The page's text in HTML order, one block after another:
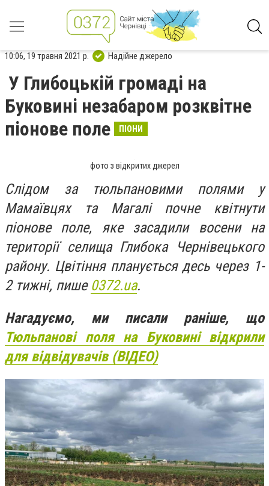
10:06, 19 травня 2021 р. Надійне джерело
У Глибоцькій громаді на
Буковині незабаром розквітне
піонове поле
ПІОНИ
фото з відкритих джерел
Слідом за тюльпановими полями у
Мамаївцях та Магалі почне квітнути
піонове поле, яке засадили восени на
території селища Глибока Чернівецького
району. Цвітіння планується десь через 1-
2 тижні, пише 0372.ua.
Нагадуємо, ми писали раніше, що
Тюльпанові поля на Буковині відкрили
для відвідувачів (ВІДЕО)